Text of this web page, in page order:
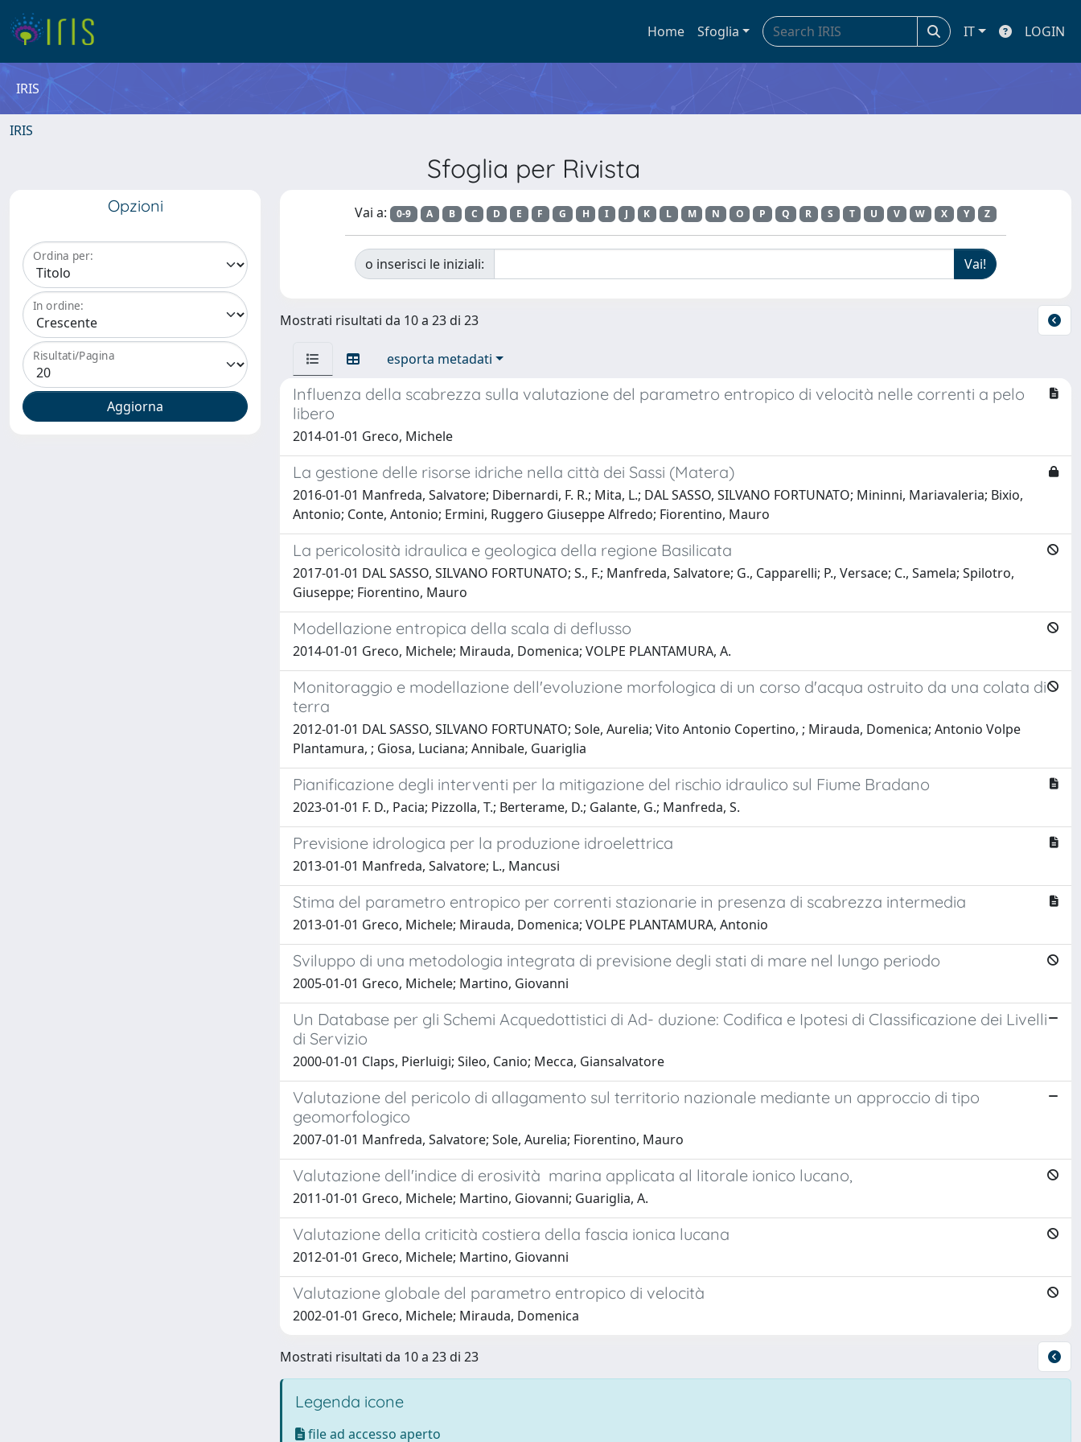
Home Sfoglia IT LOGIN
IRIS
IRIS
Sfoglia per Rivista
Opzioni
Ordina per:
In ordine:
Risultati/Pagina
Vai a: 0-9 A B C D E F G H I J K L M N O P Q R S T U V W X Y Z
o inserisci le iniziali:
Mostrati risultati da 10 a 23 di 23
esporta metadati
Influenza della scabrezza sulla valutazione del parametro entropico di velocità nelle correnti a pelo
libero
2014-01-01 Greco, Michele
La gestione delle risorse idriche nella città dei Sassi (Matera)
2016-01-01 Manfreda, Salvatore; Dibernardi, F. R.; Mita, L.; DAL SASSO, SILVANO FORTUNATO; Mininni, Mariavaleria; Bixio,
Antonio; Conte, Antonio; Ermini, Ruggero Giuseppe Alfredo; Fiorentino, Mauro
La pericolosità idraulica e geologica della regione Basilicata
2017-01-01 DAL SASSO, SILVANO FORTUNATO; S., F.; Manfreda, Salvatore; G., Capparelli; P., Versace; C., Samela; Spilotro,
Giuseppe; Fiorentino, Mauro
Modellazione entropica della scala di deflusso
2014-01-01 Greco, Michele; Mirauda, Domenica; VOLPE PLANTAMURA, A.
Monitoraggio e modellazione dell'evoluzione morfologica di un corso d'acqua ostruito da una colata di
terra
2012-01-01 DAL SASSO, SILVANO FORTUNATO; Sole, Aurelia; Vito Antonio Copertino, ; Mirauda, Domenica; Antonio Volpe
Plantamura, ; Giosa, Luciana; Annibale, Guariglia
Pianificazione degli interventi per la mitigazione del rischio idraulico sul Fiume Bradano
2023-01-01 F. D., Pacia; Pizzolla, T.; Berterame, D.; Galante, G.; Manfreda, S.
Previsione idrologica per la produzione idroelettrica
2013-01-01 Manfreda, Salvatore; L., Mancusi
Stima del parametro entropico per correnti stazionarie in presenza di scabrezza intermedia
2013-01-01 Greco, Michele; Mirauda, Domenica; VOLPE PLANTAMURA, Antonio
Sviluppo di una metodologia integrata di previsione degli stati di mare nel lungo periodo
2005-01-01 Greco, Michele; Martino, Giovanni
Un Database per gli Schemi Acquedottistici di Ad- duzione: Codifica e Ipotesi di Classificazione dei Livelli
di Servizio
2000-01-01 Claps, Pierluigi; Sileo, Canio; Mecca, Giansalvatore
Valutazione del pericolo di allagamento sul territorio nazionale mediante un approccio di tipo
geomorfologico
2007-01-01 Manfreda, Salvatore; Sole, Aurelia; Fiorentino, Mauro
Valutazione dell'indice di erosività marina applicata al litorale ionico lucano,
2011-01-01 Greco, Michele; Martino, Giovanni; Guariglia, A.
Valutazione della criticità costiera della fascia ionica lucana
2012-01-01 Greco, Michele; Martino, Giovanni
Valutazione globale del parametro entropico di velocità
2002-01-01 Greco, Michele; Mirauda, Domenica
Mostrati risultati da 10 a 23 di 23
Legenda icone
file ad accesso aperto